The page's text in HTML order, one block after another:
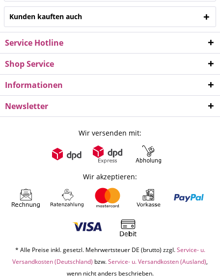
Kunden kauften auch
Service Hotline
Shop Service
Informationen
Newsletter
Wir versenden mit:
Wir akzeptieren:
* Alle Preise inkl. gesetzl. Mehrwertsteuer DE (brutto) zzgl.Service- u.
Versandkosten (Deutschland) bzw.Service- u. Versandkosten (Ausland),
wenn nicht anders beschrieben.